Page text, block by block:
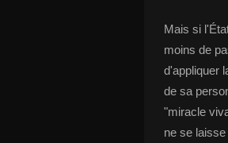
Mais si
moins de
d'appliquer
de sa
"miracle
ne se